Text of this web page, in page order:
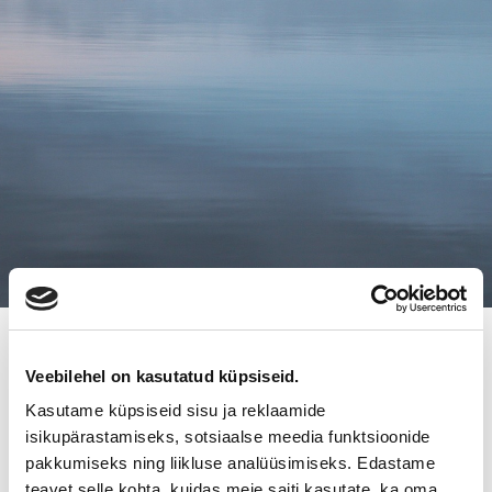
Veebilehel on kasutatud küpsiseid.
Kasutame küpsiseid sisu ja reklaamide
isikupärastamiseks, sotsiaalse meedia funktsioonide
pakkumiseks ning liikluse analüüsimiseks. Edastame
YRITYSKAUPPAILTA SALOSSA
11.1.2017